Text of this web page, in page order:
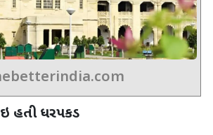
હતી ધરપકડ